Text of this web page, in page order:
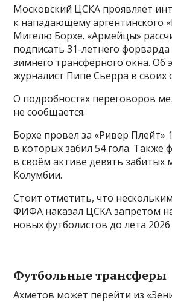
Московский ЦСКА проявляет
к нападающему аргентинского
Мигелю Борхе. «Армейцы»
подписать 31-летнего
зимнего трансферного окна. Об
журналист Пипе Сьерра в своих
О подробностях переговоров
не сообщается.
Борхе провел за «Ривер Плейт»
в которых забил 54 гола. Также
в своём активе девять забитых
Колумбии.
Стоит отметить, что
ФИФА наказал ЦСКА запретом
новых футболистов до лета 2026
Футбольные трансферы
Ахметов может перейти из